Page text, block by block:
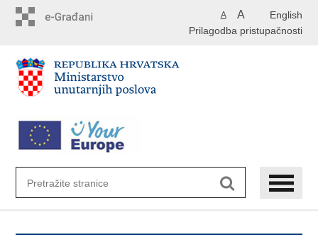
English
A A
Prilagodba pristupačnosti